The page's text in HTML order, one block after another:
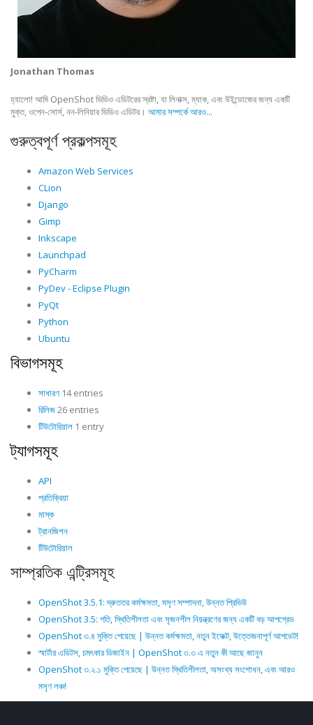
Jonathan Thomas
হ্যালো! আমি OpenShot ভিডিও এডিটরের স্রষ্টা, যা লিনাক্স, ম্যাক, এবং উইন্ডোজের জন্য একটি
মুক্ত, ওপেন-সোর্স, নন-লিনিয়ার ভিডিও এডিটর। আমার সম্পর্কে আরও...
গুরুত্বপূর্ণ প্রকল্পসমূহ
Amazon Web Services
CLion
Django
Gimp
Inkscape
Launchpad
PyCharm
PyDev - Eclipse Plugin
PyQt
Python
Ubuntu
বিভাগসমূহ
সাধারণ 14 entries
রিলিজ26 entries
টিউটোরিয়াল 1 entry
ট্যাগসমূহ
API
প্রতিক্রিয়া
মাস্ক
ট্রানজিশন
টিউটোরিয়াল
সাম্প্রতিক এন্ট্রিসমূহ
OpenShot 3.5.1: দ্রুততর কর্মক্ষমতা, মসৃণ সম্পাদনা, উন্নত প্রিভিউ
OpenShot 3.5: গতি, স্থিতিশীলতা এবং সৃজনশীল নিয়ন্ত্রণের জন্য একটি বড় আপগ্রেড
OpenShot ৩.৪ মুক্তি পেয়েছে | উন্নত কর্মক্ষমতা, নতুন ইফেক্ট, উত্তেজনাপূর্ণ আপডেট!
স্মার্টার এডিটস, চমৎকার ডিজাইন | OpenShot ৩.৩ এ নতুন কী আছে জানুন
OpenShot ৩.২.১ মুক্তি পেয়েছে | উন্নত স্থিতিশীলতা, অসংখ্য সংশোধন, এবং আরও
মসৃণ লঞ্চ!